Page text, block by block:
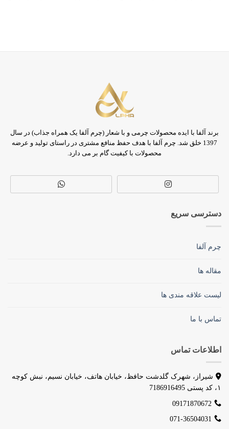
برند آلفا با ایده محصولات چرمی و با شعار (چرم آلفا یک همراه جذاب) در سال
1397 خلق شد. چرم آلفا با هدف حفظ منافع مشتری در راستای تولید و عرضه
محصولات با کیفیت گام بر می دارد.
دسترسی سریع
چرم آلفا
مقاله ها
لیست علاقه مندی ها
تماس با ما
اطلاعات تماس
شیراز، شهرک گلدشت حافظ، خیابان هاتف، خیابان نسیم، نبش کوچه
۱، کد پستی 7186916495
09171870672
071-36504031